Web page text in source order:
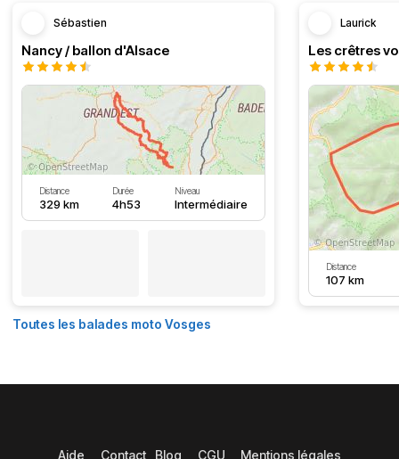
Sébastien
Nancy / ballon d'Alsace
Distance
329 km
Durée
4h53
Niveau
Intermédiaire
Laurick
Distance
107 km
Toutes les balades moto Vosges
Aide Contact Blog CGU Mentions légales